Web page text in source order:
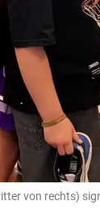
von rechts)